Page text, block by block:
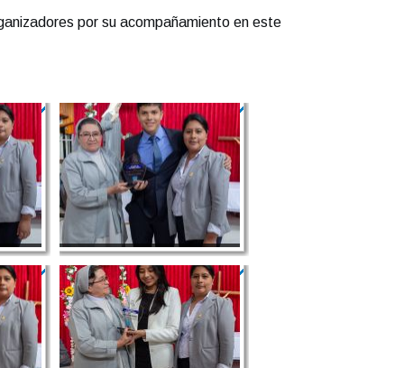
por su acompañamiento en este